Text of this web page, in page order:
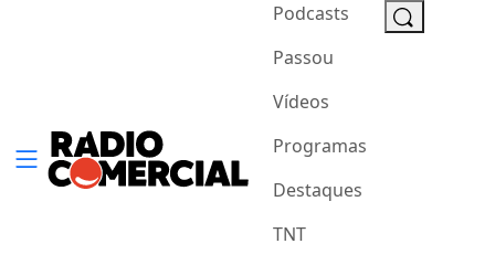
Podcasts
Passou
Vídeos
Programas
Destaques
TNT